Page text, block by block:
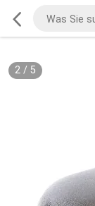
2/ 5